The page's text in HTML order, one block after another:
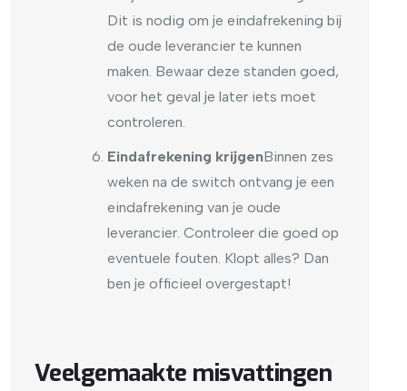
Dit is nodig om je eindafrekening bij
de oude leverancier te kunnen
maken. Bewaar deze standen goed,
voor het geval je later iets moet
controleren.
Eindafrekening krijgenBinnen zes
weken na de switch ontvang je een
eindafrekening van je oude
leverancier. Controleer die goed op
eventuele fouten. Klopt alles? Dan
ben je officieel overgestapt!
Veelgemaakte misvattingen